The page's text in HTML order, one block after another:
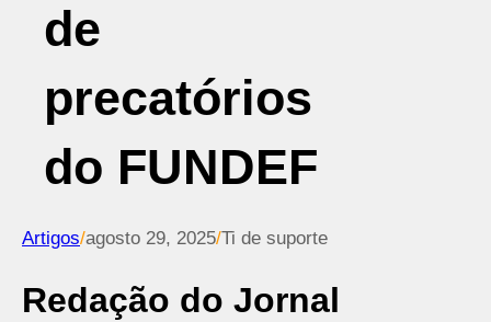
de
precatórios
do FUNDEF
Artigos/agosto 29, 2025/Ti de suporte
Redação do Jornal